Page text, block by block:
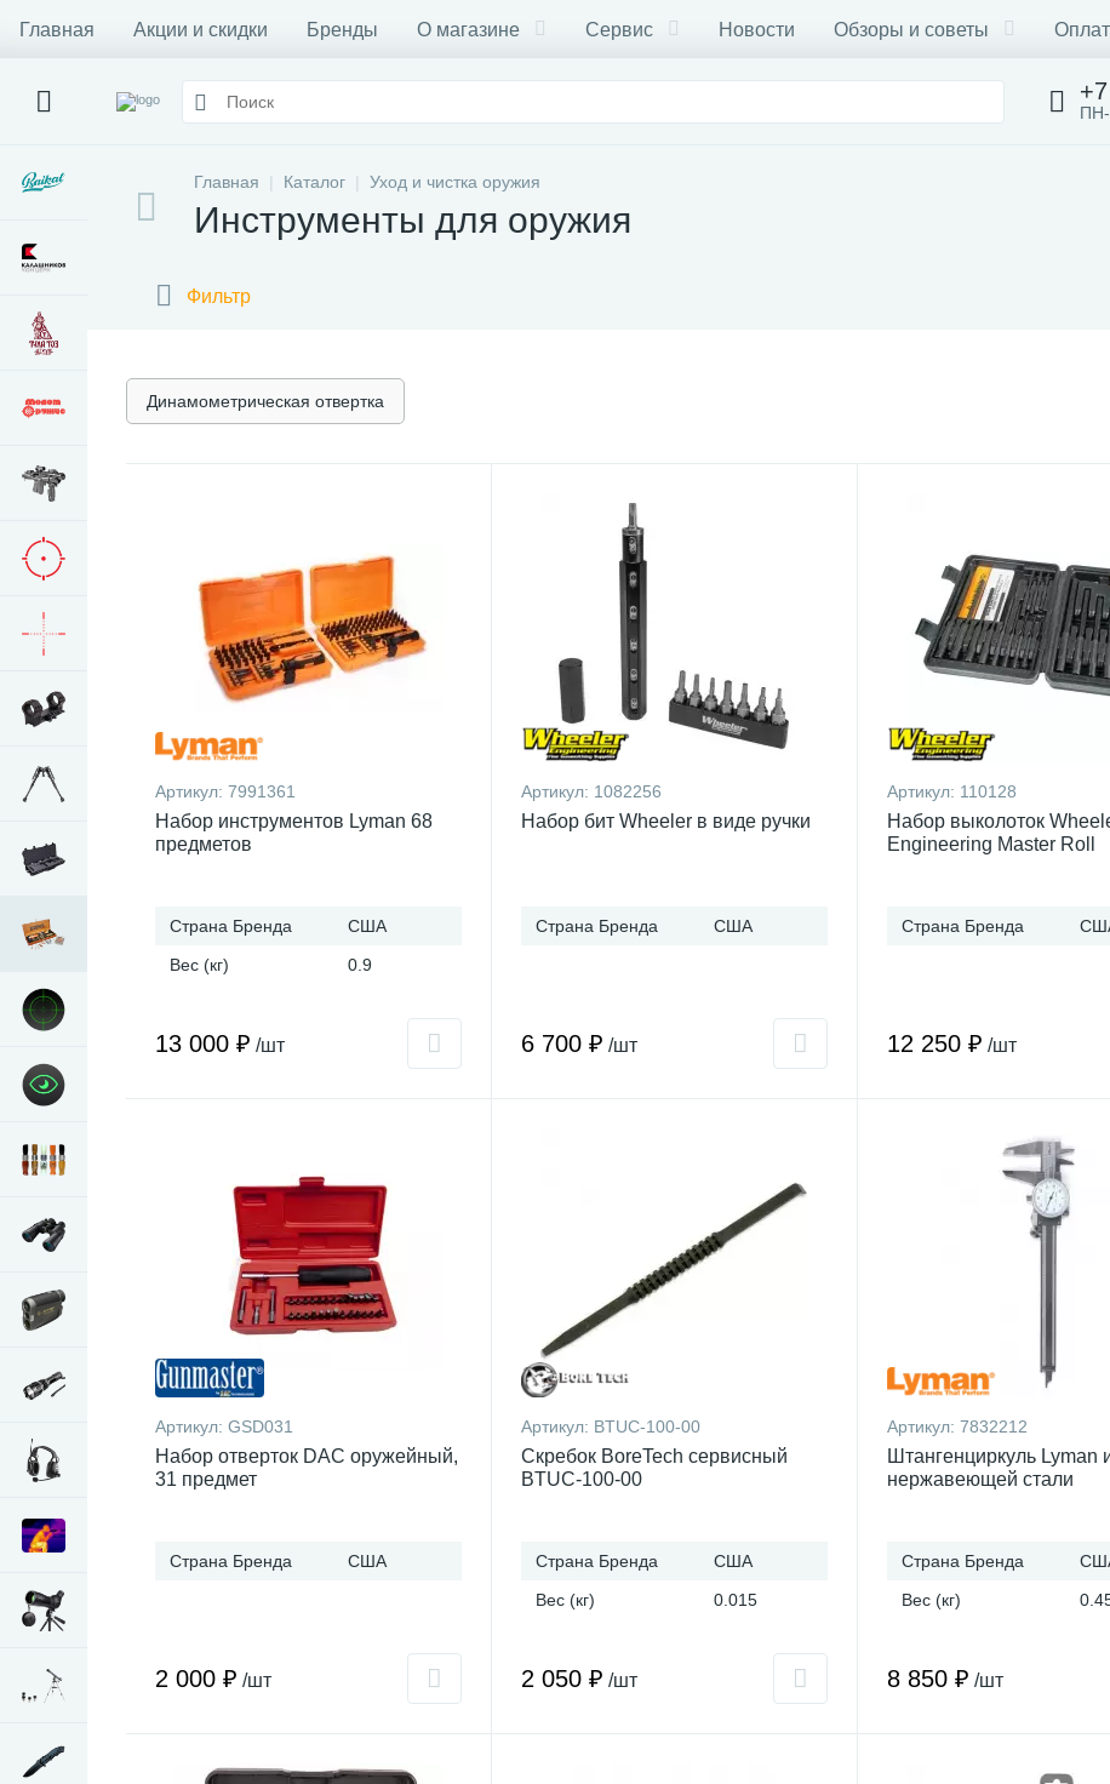
Главная Акции и скидки Бренды О магазине Сервис Новости Обзоры и советы
Главная Каталог Уход и чистка оружия
Инструменты для оружия
Фильтр
Динамометрическая отвертка
Артикул: 7991361
Набор инструментов Lyman 68
предметов
Страна Бренда
США
Вес (кг)
0.9
13 000 ₽ /шт
Артикул: 1082256
Набор бит Wheeler в виде ручки
Страна Бренда США
6 700 ₽ /шт
Артикул: 110128
Набор выколоток
Engineering Master Roll
Страна Бренда
12 250 ₽ /шт
Артикул: GSD031
Набор отверток DAC оружейный,
31 предмет
Страна Бренда США
2 000 ₽ /шт
Артикул: BTUC-100-00
Скребок BoreTech сервисный
BTUC-100-00
Страна Бренда
США
Вес (кг)
0.015
2 050 ₽ /шт
Артикул: 7832212
Штангенциркуль Lyman
нержавеющей стали
Страна Бренда
Вес (кг)
8 850 ₽ /шт